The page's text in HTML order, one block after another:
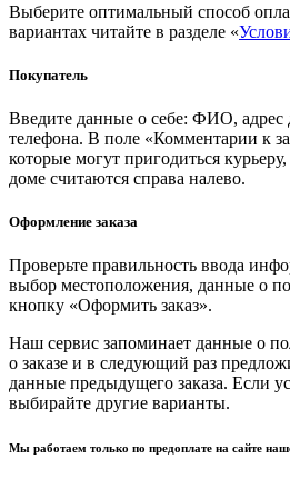
Выберите оптимальный способ
вариантах читайте в разделе «
Покупатель
Введите данные о себе: ФИО, адрес
телефона. В поле «Комментарии к
которые могут пригодиться
доме считаются справа налево.
Оформление заказа
Проверьте правильность ввода
выбор местоположения, данные о
кнопку «Оформить заказ».
Наш сервис запоминает данные о
о заказе и в следующий раз
данные предыдущего заказа. Если
выбирайте другие варианты.
Мы работаем только по предоплате на сайте